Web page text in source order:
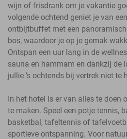
wijn of frisdrank om je vakantie
volgende ochtend geniet je van
ontbijtbuffet met een
bos, waardoor je op je gemak
Ontspan een uur lang in de
sauna en hammam en dankzij de
jullie 's ochtends bij vertrek niet te
In het hotel is er van alles te doen
te maken. Speel een potje tennis,
basketbal, tafeltennis of
sportieve ontspanning. Voor